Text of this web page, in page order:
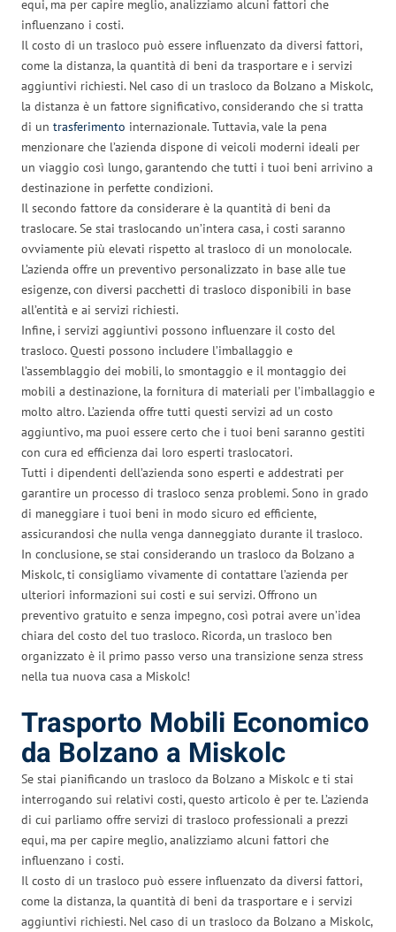
equi, ma per capire meglio, analizziamo alcuni fattori che
influenzano i costi.
Il costo di un trasloco può essere influenzato da diversi fattori,
come la distanza, la quantità di beni da trasportare e i servizi
aggiuntivi richiesti. Nel caso di un trasloco da Bolzano a Miskolc,
la distanza è un fattore significativo, considerando che si tratta
di un trasferimento internazionale. Tuttavia, vale la pena
menzionare che l’azienda dispone di veicoli moderni ideali per
un viaggio così lungo, garantendo che tutti i tuoi beni arrivino a
destinazione in perfette condizioni.
Il secondo fattore da considerare è la quantità di beni da
traslocare. Se stai traslocando un’intera casa, i costi saranno
ovviamente più elevati rispetto al trasloco di un monolocale.
L’azienda offre un preventivo personalizzato in base alle tue
esigenze, con diversi pacchetti di trasloco disponibili in base
all’entità e ai servizi richiesti.
Infine, i servizi aggiuntivi possono influenzare il costo del
trasloco. Questi possono includere l’imballaggio e
l’assemblaggio dei mobili, lo smontaggio e il montaggio dei
mobili a destinazione, la fornitura di materiali per l’imballaggio e
molto altro. L’azienda offre tutti questi servizi ad un costo
aggiuntivo, ma puoi essere certo che i tuoi beni saranno gestiti
con cura ed efficienza dai loro esperti traslocatori.
Tutti i dipendenti dell’azienda sono esperti e addestrati per
garantire un processo di trasloco senza problemi. Sono in grado
di maneggiare i tuoi beni in modo sicuro ed efficiente,
assicurandosi che nulla venga danneggiato durante il trasloco.
In conclusione, se stai considerando un trasloco da Bolzano a
Miskolc, ti consigliamo vivamente di contattare l’azienda per
ulteriori informazioni sui costi e sui servizi. Offrono un
preventivo gratuito e senza impegno, così potrai avere un’idea
chiara del costo del tuo trasloco. Ricorda, un trasloco ben
organizzato è il primo passo verso una transizione senza stress
nella tua nuova casa a Miskolc!
Trasporto Mobili Economico
da Bolzano a Miskolc
Se stai pianificando un trasloco da Bolzano a Miskolc e ti stai
interrogando sui relativi costi, questo articolo è per te. L’azienda
di cui parliamo offre servizi di trasloco professionali a prezzi
equi, ma per capire meglio, analizziamo alcuni fattori che
influenzano i costi.
Il costo di un trasloco può essere influenzato da diversi fattori,
come la distanza, la quantità di beni da trasportare e i servizi
aggiuntivi richiesti. Nel caso di un trasloco da Bolzano a Miskolc,